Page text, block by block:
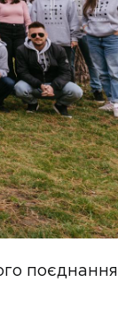
поєднання